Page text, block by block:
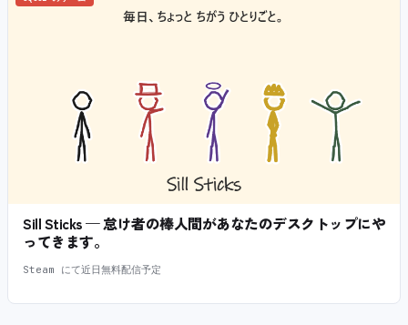
Sill Sticks — 怠け者の棒人間があなたのデスクトップにや
ってきます。
Steam にて近日無料配信予定